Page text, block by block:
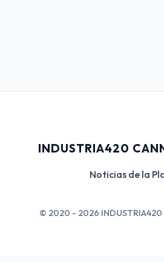
INDUSTRIA420
Noticias de la
© 2020 - 2026 INDUSTRIA420